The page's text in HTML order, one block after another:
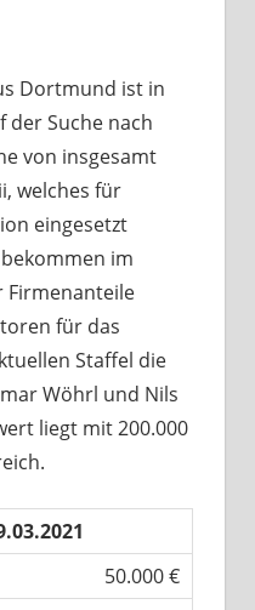
Dortmund ist in
der Suche nach
von insgesamt
welches für
eingesetzt
im
Firmenanteile
für das
Staffel die
Wöhrl und Nils
liegt mit 200.000
50.000 €